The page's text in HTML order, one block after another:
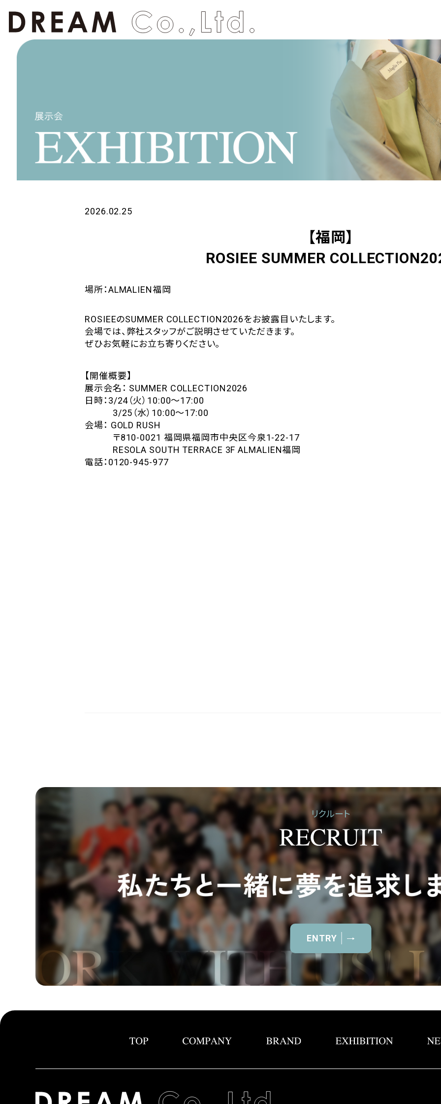
2026.02.25
【福岡】
ROSIEE SUMMER
場所：ALMALIEN福岡
ROSIEEのSUMMER COLLECTION2026をお披露目いたします。
会場では、弊社スタッフがご説明させていただきます。
ぜひお気軽にお立ち寄りください。
【開催概要】
展示会名： SUMMER COLLECTION2026
日時：3/24（火）10:00～17:00
3/25（水）10:00～17:00
会場： GOLD RUSH
〒810-0021 福岡県福岡市中央区今泉1-22-17
RESOLA SOUTH TERRACE 3F ALMALIEN福岡
電話：0120-945-977
リクルート
ENTRY